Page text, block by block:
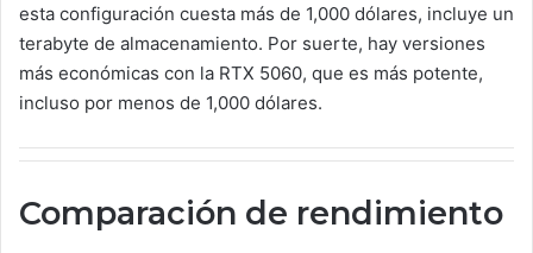
esta configuración cuesta más de 1,000 dólares, incluye un
terabyte de almacenamiento. Por suerte, hay versiones
más económicas con la RTX 5060, que es más potente,
incluso por menos de 1,000 dólares.
Comparación de rendimiento